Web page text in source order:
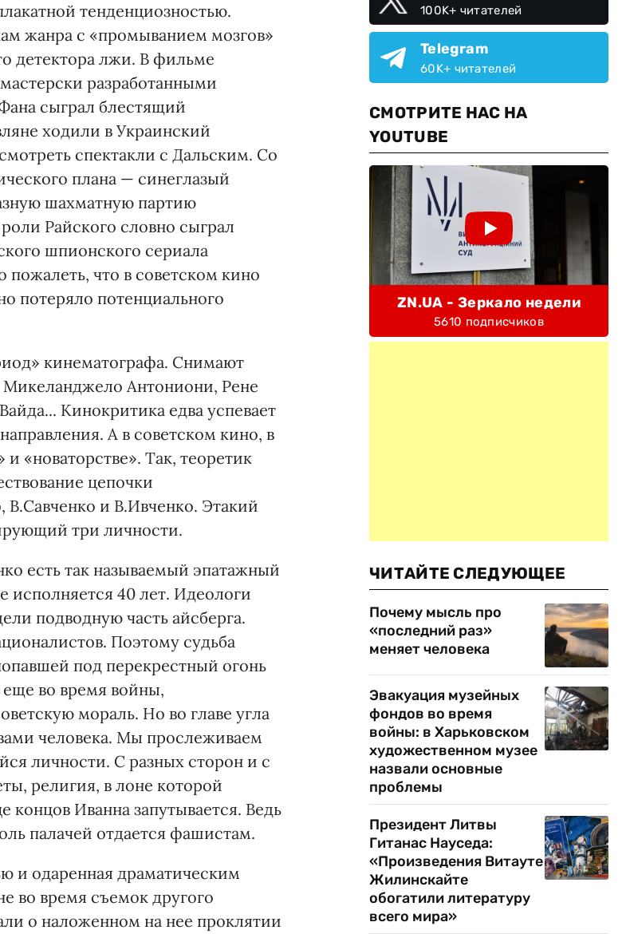
тенденциозностью.
жанра с «промыванием мозгов»
детектора лжи. В фильме
разработанными
сыграл блестящий
ходили в Украинский
спектакли с Дальским. Со
плана — синеглазый
шахматную партию
Райского словно сыграл
шпионского сериала
что в советском кино
потеряло потенциального
кинематографа. Снимают
Антониони, Рене
Кинокритика едва успевает
А в советском кино, в
«новаторстве». Так, теоретик
цепочки
В.Савченко и В.Ивченко. Этакий
три личности.
есть так называемый эпатажный
исполняется 40 лет. Идеологи
подводную часть айсберга.
Поэтому судьба
под перекрестный огонь
во время войны,
мораль. Но во главе угла
человека. Мы прослеживаем
личности. С разных сторон и с
религия, в лоне которой
концов Иванна запутывается. Ведь
палачей отдается фашистам.
и одаренная драматическим
во время съемок другого
о наложенном на нее проклятии
100K+ читателей
Telegram
60K+ читателей
СМОТРИТЕ НАС НА
YOUTUBE
ZN.UA - Зеркало недели
5610 подписчиков
ЧИТАЙТЕ СЛЕДУЮЩЕЕ
Почему мысль про
«последний раз»
меняет человека
Эвакуация музейных
фондов во время
войны: в Харьковском
художественном музее
назвали основные
проблемы
Президент Литвы
Гитанас Науседа:
«Произведения Витауте
Жилинскайте
обогатили литературу
всего мира»